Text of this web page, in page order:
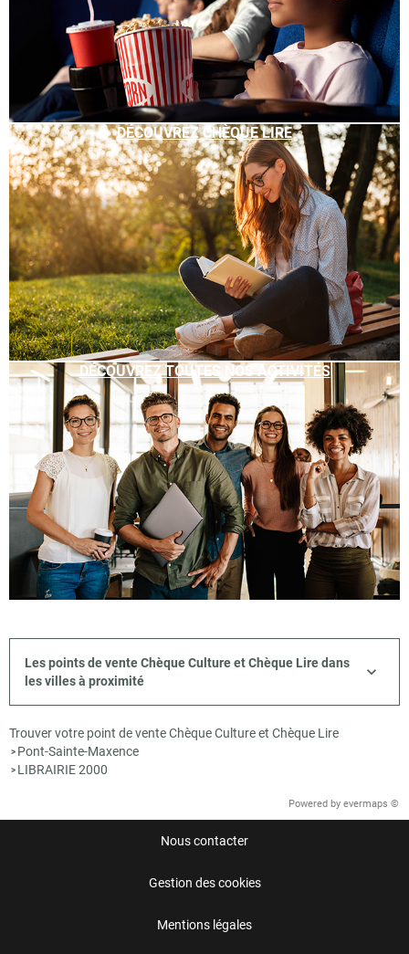
DÉCOUVREZ CHÈQUE LIRE
DÉCOUVREZ TOUTES NOS ACTIVITÉS
Les points de vente Chèque Culture et Chèque Lire dans
les villes à proximité
Trouver votre point de vente Chèque Culture et Chèque Lire
> Pont-Sainte-Maxence
> LIBRAIRIE 2000
Powered by evermaps ©
Nous contacter
Gestion des cookies
Mentions légales